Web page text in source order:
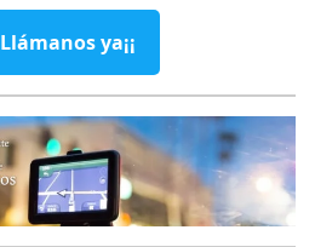
Llámanos ya¡¡